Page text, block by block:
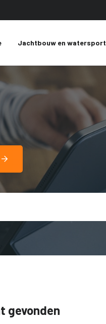
Jachtbouw en watersport
gevonden